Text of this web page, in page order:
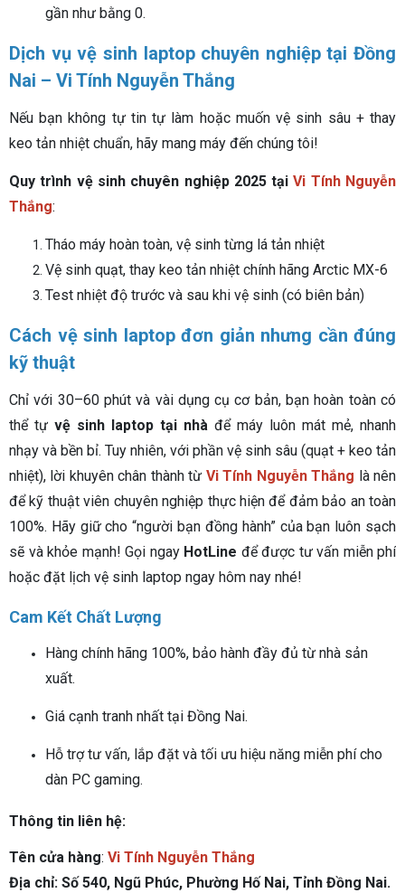
gần như bằng 0.
Dịch vụ vệ sinh laptop chuyên nghiệp tại Đồng
Nai – Vi Tính Nguyễn Thắng
Nếu bạn không tự tin tự làm hoặc muốn vệ sinh sâu + thay
keo tản nhiệt chuẩn, hãy mang máy đến chúng tôi!
Quy trình vệ sinh chuyên nghiệp 2025 tạiVi Tính Nguyễn
Thắng:
Tháo máy hoàn toàn, vệ sinh từng lá tản nhiệt
Vệ sinh quạt, thay keo tản nhiệt chính hãng Arctic MX-6
Test nhiệt độ trước và sau khi vệ sinh (có biên bản)
Cách vệ sinh laptop đơn giản nhưng cần đúng
kỹ thuật
Chỉ với 30–60 phút và vài dụng cụ cơ bản, bạn hoàn toàn có
thể tự vệ sinh laptop tại nhà để máy luôn mát mẻ, nhanh
nhạy và bền bỉ. Tuy nhiên, với phần vệ sinh sâu (quạt + keo tản
nhiệt), lời khuyên chân thành từ Vi Tính Nguyễn Thắng là nên
để kỹ thuật viên chuyên nghiệp thực hiện để đảm bảo an toàn
100%. Hãy giữ cho “người bạn đồng hành” của bạn luôn sạch
sẽ và khỏe mạnh! Gọi ngay HotLine để được tư vấn miễn phí
hoặc đặt lịch vệ sinh laptop ngay hôm nay nhé!
Cam Kết Chất Lượng
Hàng chính hãng 100%, bảo hành đầy đủ từ nhà sản
xuất.
Giá cạnh tranh nhất tại Đồng Nai.
Hỗ trợ tư vấn, lắp đặt và tối ưu hiệu năng miễn phí cho
dàn PC gaming.
Thông tin liên hệ:
Tên cửa hàng: Vi Tính Nguyễn Thắng
Địa chỉ: Số 540, Ngũ Phúc, Phường Hố Nai, Tỉnh Đồng Nai.